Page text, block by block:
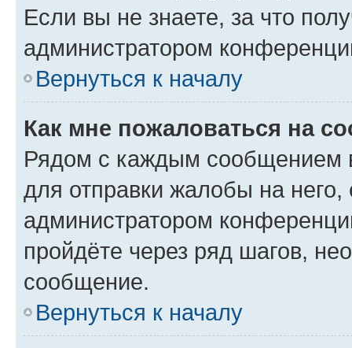
Если вы не знаете, за что
администратором
Вернуться к началу
Как мне пожаловаться на
Рядом с каждым сообщением
для отправки жалобы на
администратором
пройдёте через ряд шагов,
сообщение.
Вернуться к началу